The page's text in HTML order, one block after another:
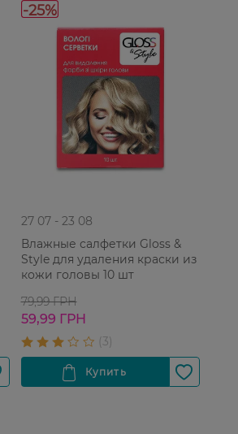
-25%
27 07 - 23 08
Влажные салфетки Gloss &
Style для удаления краски из
кожи головы 10 шт
79,99 ГРН
59,99 ГРН